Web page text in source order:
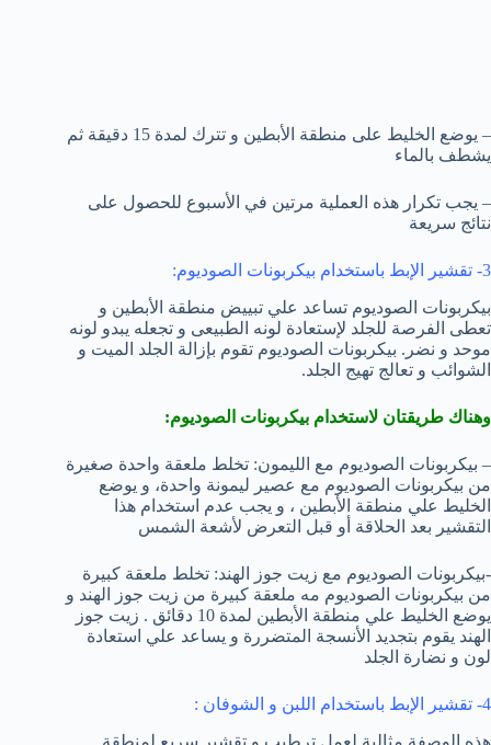
– يوضع الخليط على منطقة الأبطين و تترك لمدة 15 دقيقة ثم
يشطف بالماء
– يجب تكرار هذه العملية مرتين في الأسبوع للحصول على
نتائج سريعة
3- تقشير الإبط باستخدام بيكربونات الصوديوم:
بيكربونات الصوديوم تساعد علي تبييض منطقة الأبطين و
تعطى الفرصة للجلد لإستعادة لونه الطبيعى و تجعله يبدو لونه
موحد و نضر. بيكربونات الصوديوم تقوم بإزالة الجلد الميت و
الشوائب و تعالج تهيج الجلد.
وهناك طريقتان لاستخدام بيكربونات الصوديوم:
– بيكربونات الصوديوم مع الليمون: تخلط ملعقة واحدة صغيرة
من بيكربونات الصوديوم مع عصير ليمونة واحدة، و يوضع
الخليط علي منطقة الأبطين ، و يجب عدم استخدام هذا
التقشير بعد الحلاقة أو قبل التعرض لأشعة الشمس
-بيكربونات الصوديوم مع زيت جوز الهند: تخلط ملعقة كبيرة
من بيكربونات الصوديوم مه ملعقة كبيرة من زيت جوز الهند و
يوضع الخليط علي منطقة الأبطين لمدة 10 دقائق . زيت جوز
الهند يقوم بتجديد الأنسجة المتضررة و يساعد علي استعادة
لون و نضارة الجلد
4- تقشير الإبط باستخدام اللبن و الشوفان :
هذه الوصفة مثالية لعمل ترطيب و تقشير سريع لمنطقة